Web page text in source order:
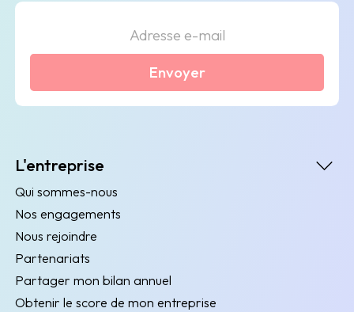
Envoyer
L'entreprise
Qui sommes-nous
Nos engagements
Nous rejoindre
Partenariats
Partager mon bilan annuel
Obtenir le score de mon entreprise